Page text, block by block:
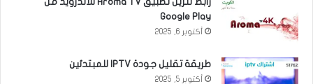
Google Play
أكتوبر 6, 2025
طريقة تقليل جودة IPTV للمبتدئين
أكتوبر 5, 2025